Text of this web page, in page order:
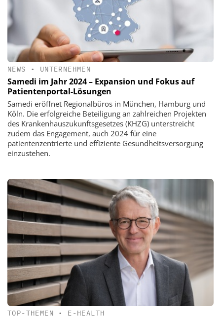
NEWS • UNTERNEHMEN
Samedi im Jahr 2024 – Expansion und Fokus auf
Patientenportal-Lösungen
Samedi eröffnet Regionalbüros in München, Hamburg und
Köln. Die erfolgreiche Beteiligung an zahlreichen Projekten
des Krankenhauszukunftsgesetzes (KHZG) unterstreicht
zudem das Engagement, auch 2024 für eine
patientenzentrierte und effiziente Gesundheitsversorgung
einzustehen.
TOP-THEMEN • E-HEALTH